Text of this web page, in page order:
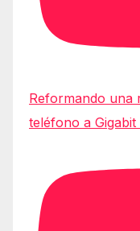
Reformando una
teléfono a Gigabit